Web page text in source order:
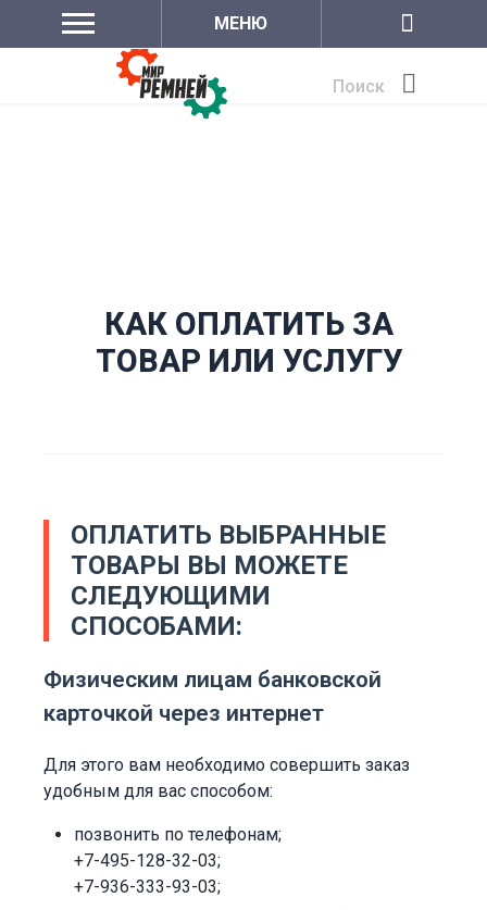
МЕНЮ
Поиск
КАК ОПЛАТИТЬ ЗА
ТОВАР ИЛИ УСЛУГУ
ОПЛАТИТЬ ВЫБРАННЫЕ
ТОВАРЫ ВЫ МОЖЕТЕ
СЛЕДУЮЩИМИ
СПОСОБАМИ:
Физическим лицам банковской
карточкой через интернет
Для этого вам необходимо совершить заказ
удобным для вас способом:
позвонить по телефонам;
+7-495-128-32-03;
+7-936-333-93-03;